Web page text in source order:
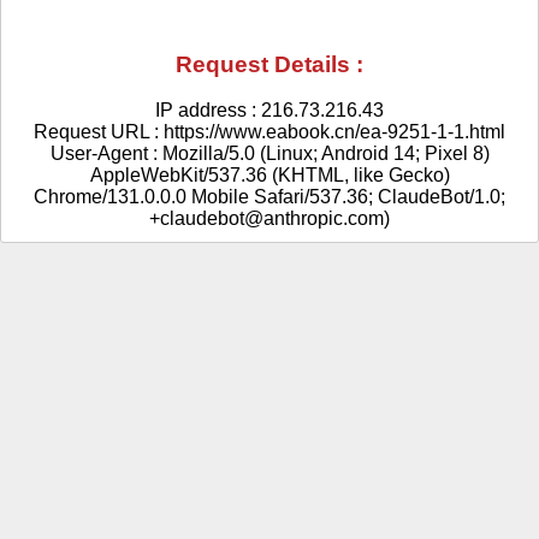
Request Details :
IP address : 216.73.216.43
Request URL : https://www.eabook.cn/ea-9251-1-1.html
User-Agent : Mozilla/5.0 (Linux; Android 14; Pixel 8)
AppleWebKit/537.36 (KHTML, like Gecko)
Chrome/131.0.0.0 Mobile Safari/537.36; ClaudeBot/1.0;
+claudebot@anthropic.com)